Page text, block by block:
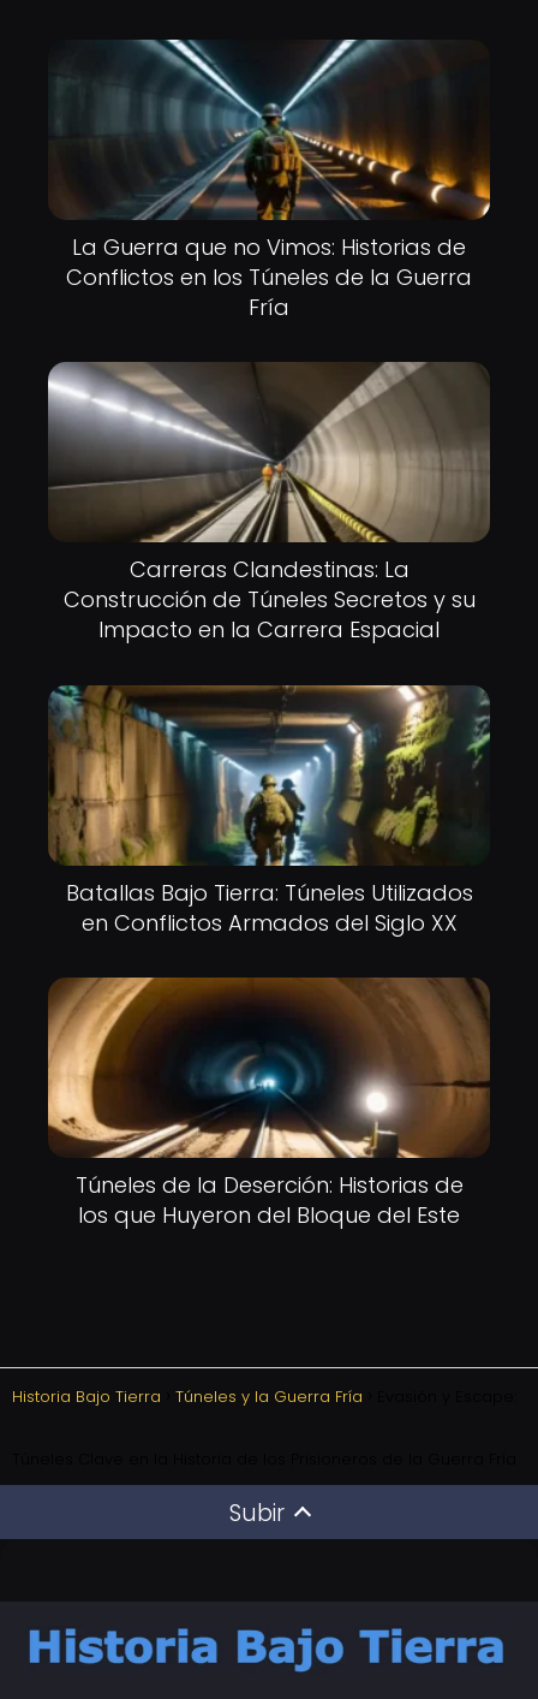
La Guerra que no Vimos: Historias de
Conflictos en los Túneles de la Guerra
Fría
Carreras Clandestinas: La
Construcción de Túneles Secretos y su
Impacto en la Carrera Espacial
Batallas Bajo Tierra: Túneles Utilizados
en Conflictos Armados del Siglo XX
Túneles de la Deserción: Historias de
los que Huyeron del Bloque del Este
Historia Bajo Tierra Túneles y la Guerra Fría
Subir